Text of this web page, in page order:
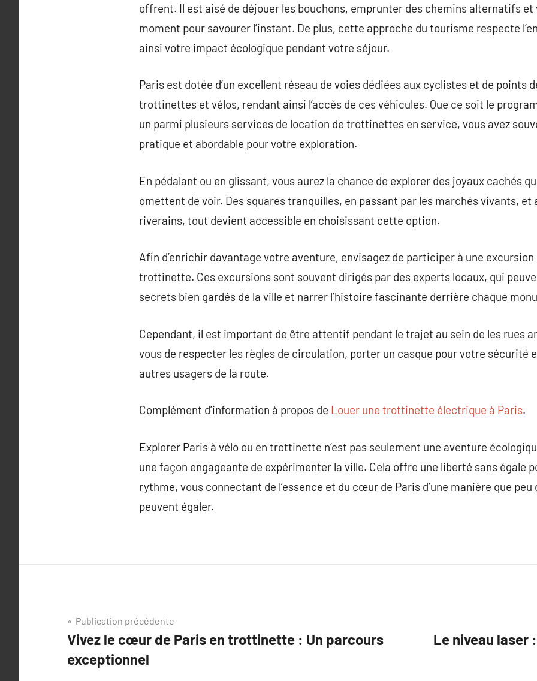
offrent. Il est aisé de déjouer les bouchons, emprunter des chemins alternatifs
moment pour savourer l’instant. De plus, cette approche du tourisme respecte
ainsi votre impact écologique pendant votre séjour.
Paris est dotée d’un excellent réseau de voies dédiées aux cyclistes et de points
trottinettes et vélos, rendant ainsi l’accès de ces véhicules. Que ce soit le
un parmi plusieurs services de location de trottinettes en service, vous avez
pratique et abordable pour votre exploration.
En pédalant ou en glissant, vous aurez la chance de explorer des joyaux cachés
omettent de voir. Des squares tranquilles, en passant par les marchés vivants, et
riverains, tout devient accessible en choisissant cette option.
Afin d’enrichir davantage votre aventure, envisagez de participer à une excursion
trottinette. Ces excursions sont souvent dirigés par des experts locaux, qui
secrets bien gardés de la ville et narrer l’histoire fascinante derrière chaque
Cependant, il est important de être attentif pendant le trajet au sein de les rues
vous de respecter les règles de circulation, porter un casque pour votre sécurité
autres usagers de la route.
Complément d’information à propos de Louer une trottinette électrique à Paris.
Explorer Paris à vélo ou en trottinette n’est pas seulement une aventure
une façon engageante de expérimenter la ville. Cela offre une liberté sans égale
rythme, vous connectant de l’essence et du cœur de Paris d’une manière que peu
peuvent égaler.
Navigation
de
l’article
Publication précédente
Vivez le cœur de Paris en trottinette : Un parcours
exceptionnel
Le niveau laser